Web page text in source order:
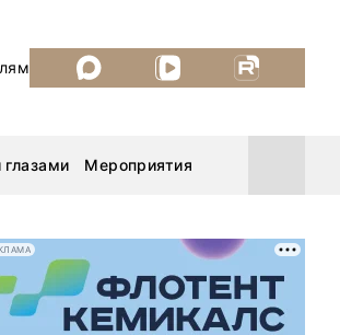
Мероприятия
и Майнинг 2026